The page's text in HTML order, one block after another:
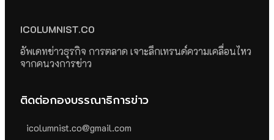
ICOLUMNIST.CO
อัพเดทข่าวธุรกิจ การตลาด เจาะลึกเทรนด์ความเคลื่อนไหว
จากคนวงการข่าว
ติดต่อกองบรรณาธิการข่าว
icolumnist.co@gmail.com